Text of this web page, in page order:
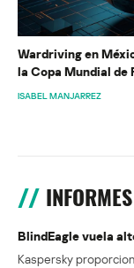
Wardriving en
la Copa Mundial de
ISABEL MANJARREZ
INFORMES
BlindEagle vuela
Kaspersky